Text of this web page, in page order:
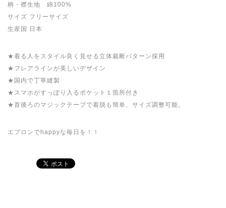
柄・襟生地 綿100%
サイズ フリーサイズ
生産国 日本
★着る人をスタイル良く見せる立体裁断パターン採用
★フレアラインが美しいデザイン
★国内で丁寧縫製
★スマホがすっぽり入るポケット１箇所付き
★首後ろのマジックテープで着脱も簡単、サイズ調整可能。
エプロンでhappyな毎日を！！